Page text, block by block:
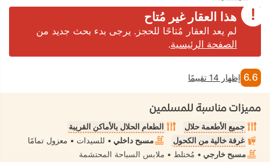
هذا العقار غير مُتاح
لم يعد العقار مُتاحًا للحجز. يرجى بدء بحث جديد من
الصفحة الرئيسية.
6.6 إظهار 14 تقييمًا
مميزات مناسبة للمسلمين
جميع الأطعمة حلال
الطعام الحلال بالأماكن القريبة
غرفة خالية من الكحول
مسبح داخلي • للسيدات • معزول تمامًا
مسبح خارجي • مُختلط • ملابس السباحة المحتشمة